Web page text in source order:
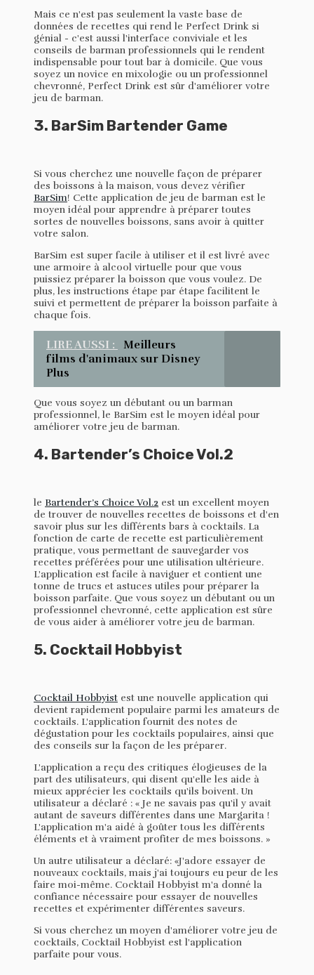
Mais ce n'est pas seulement la vaste base de
données de recettes qui rend le Perfect Drink si
génial - c'est aussi l'interface conviviale et les
conseils de barman professionnels qui le rendent
indispensable pour tout bar à domicile. Que vous
soyez un novice en mixologie ou un professionnel
chevronné, Perfect Drink est sûr d'améliorer votre
jeu de barman.
3. BarSim Bartender Game
Si vous cherchez une nouvelle façon de préparer
des boissons à la maison, vous devez vérifier
BarSim! Cette application de jeu de barman est le
moyen idéal pour apprendre à préparer toutes
sortes de nouvelles boissons, sans avoir à quitter
votre salon.
BarSim est super facile à utiliser et il est livré avec
une armoire à alcool virtuelle pour que vous
puissiez préparer la boisson que vous voulez. De
plus, les instructions étape par étape facilitent le
suivi et permettent de préparer la boisson parfaite à
chaque fois.
LIRE AUSSI :
Meilleurs
films d'animaux sur Disney
Plus
Que vous soyez un débutant ou un barman
professionnel, le BarSim est le moyen idéal pour
améliorer votre jeu de barman.
4. Bartender’s Choice Vol.2
le Bartender’s Choice Vol.2 est un excellent moyen
de trouver de nouvelles recettes de boissons et d'en
savoir plus sur les différents bars à cocktails. La
fonction de carte de recette est particulièrement
pratique, vous permettant de sauvegarder vos
recettes préférées pour une utilisation ultérieure.
L'application est facile à naviguer et contient une
tonne de trucs et astuces utiles pour préparer la
boisson parfaite. Que vous soyez un débutant ou un
professionnel chevronné, cette application est sûre
de vous aider à améliorer votre jeu de barman.
5. Cocktail Hobbyist
Cocktail Hobbyist est une nouvelle application qui
devient rapidement populaire parmi les amateurs de
cocktails. L'application fournit des notes de
dégustation pour les cocktails populaires, ainsi que
des conseils sur la façon de les préparer.
L'application a reçu des critiques élogieuses de la
part des utilisateurs, qui disent qu'elle les aide à
mieux apprécier les cocktails qu'ils boivent. Un
utilisateur a déclaré : « Je ne savais pas qu'il y avait
autant de saveurs différentes dans une Margarita !
L'application m'a aidé à goûter tous les différents
éléments et à vraiment profiter de mes boissons. »
Un autre utilisateur a déclaré: «J'adore essayer de
nouveaux cocktails, mais j'ai toujours eu peur de les
faire moi-même. Cocktail Hobbyist m'a donné la
confiance nécessaire pour essayer de nouvelles
recettes et expérimenter différentes saveurs.
Si vous cherchez un moyen d'améliorer votre jeu de
cocktails, Cocktail Hobbyist est l'application
parfaite pour vous.